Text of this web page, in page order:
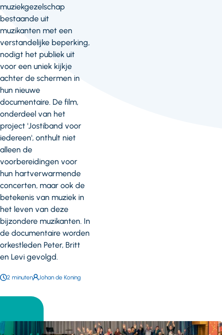
muziekgezelschap
bestaande uit
muzikanten met een
verstandelijke beperking,
nodigt het publiek uit
voor een uniek kijkje
achter de schermen in
hun nieuwe
documentaire. De film,
onderdeel van het
project 'Jostiband voor
iedereen', onthult niet
alleen de
voorbereidingen voor
hun hartverwarmende
concerten, maar ook de
betekenis van muziek in
het leven van deze
bijzondere muzikanten. In
de documentaire worden
orkestleden Peter, Britt
en Levi gevolgd.
Leestijd:
2 minuten Auteur:
Johan de Koning